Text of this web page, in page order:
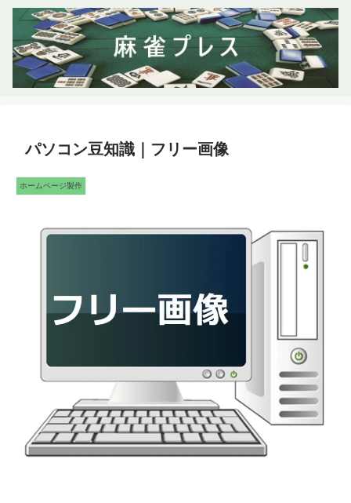
パソコン豆知識｜フリー画像
ホームページ製作